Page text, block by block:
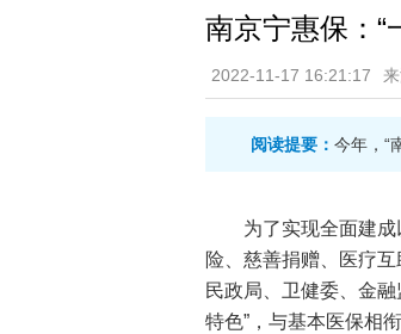
南京宁惠保：“
2022-11-17 16:21:17
阅读提要： 今年，“
为了实现全面建
险、慈善捐赠、医疗
民政局、卫健委、金
特色”，与基本医保相